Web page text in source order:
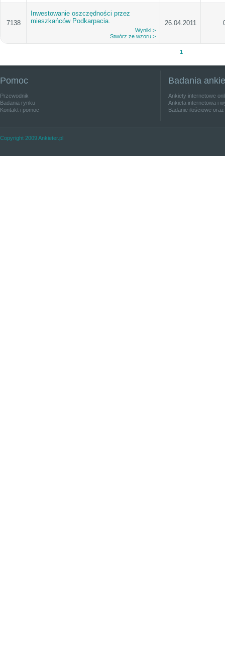
7138
Inwestowanie oszczędności przez
mieszkańców Podkarpacia.
Wyniki >
Stwórz ze wzoru >
26.04.2011
1
Pomoc
Przewodnik
Badania rynku
Kontakt i pomoc
Badania
Ankiety internetowe
Ankieta internetowa i
Badanie ilościowe
Copyright 2009 Ankieter.pl